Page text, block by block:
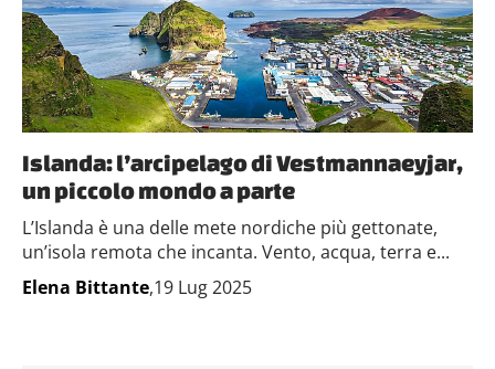
Islanda: l’arcipelago di Vestmannaeyjar,
un piccolo mondo a parte
L’Islanda è una delle mete nordiche più gettonate,
un’isola remota che incanta. Vento, acqua, terra e...
Elena Bittante,19 Lug 2025